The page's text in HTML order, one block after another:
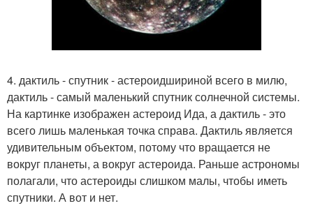
4. дактиль - спутник - астероидшириной всего в милю,
дактиль - самый маленький спутник солнечной системы.
На картинке изображен астероид Ида, а дактиль - это
всего лишь маленькая точка справа. Дактиль является
удивительным объектом, потому что вращается не
вокруг планеты, а вокруг астероида. Раньше астрономы
полагали, что астероиды слишком малы, чтобы иметь
спутники. А вот и нет.